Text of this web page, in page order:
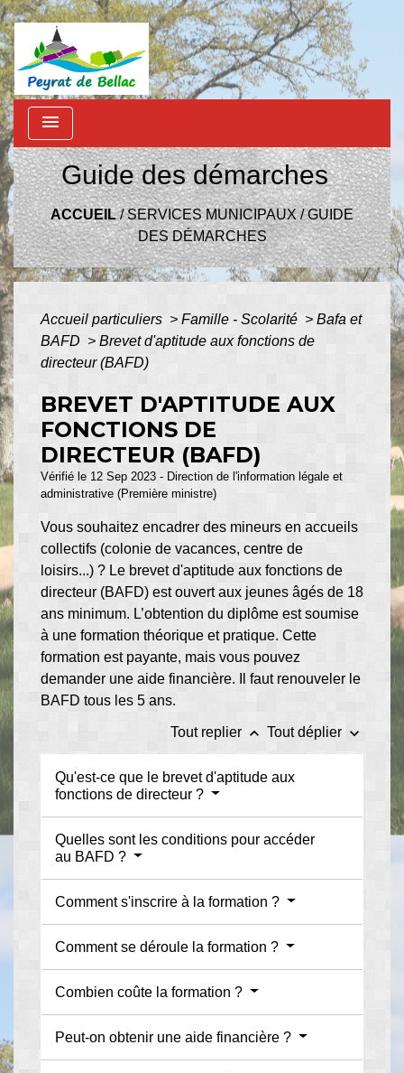
menu
Guide des démarches
ACCUEIL/SERVICES MUNICIPAUX/GUIDE
DES DÉMARCHES
Accueil particuliers > Famille - Scolarité > Bafa et
BAFD > Brevet d'aptitude aux fonctions de
directeur (BAFD)
BREVET D'APTITUDE AUX
FONCTIONS DE
DIRECTEUR (BAFD)
Vérifié le 12 Sep 2023 - Direction de l'information légale et
administrative (Première ministre)
Vous souhaitez encadrer des mineurs en accueils
collectifs (colonie de vacances, centre de
loisirs...) ? Le brevet d'aptitude aux fonctions de
directeur (BAFD) est ouvert aux jeunes âgés de 18
ans minimum. L’obtention du diplôme est soumise
à une formation théorique et pratique. Cette
formation est payante, mais vous pouvez
demander une aide financière. Il faut renouveler le
BAFD tous les 5 ans.
Tout replier keyboard_arrow_up Tout déplier keyboard_arrow_down
Qu'est-ce que le brevet d'aptitude aux
fonctions de directeur ?
Quelles sont les conditions pour accéder
au BAFD ?
Comment s'inscrire à la formation ?
Comment se déroule la formation ?
Combien coûte la formation ?
Peut-on obtenir une aide financière ?